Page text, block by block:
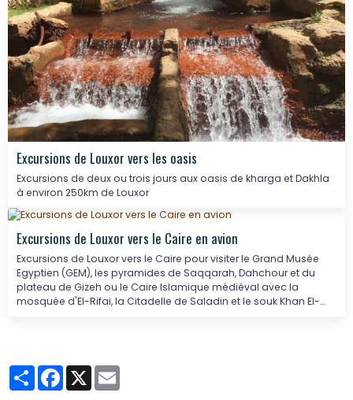
Excursions de Louxor vers les oasis
Excursions de deux ou trois jours aux oasis de kharga et Dakhla
à environ 250km de Louxor
Excursions de Louxor vers le Caire en avion
Excursions de Louxor vers le Caire pour visiter le Grand Musée
Egyptien (GEM), les pyramides de Saqqarah, Dahchour et du
plateau de Gizeh ou le Caire Islamique médiéval avec la
mosquée d'El-Rifai, la Citadelle de Saladin et le souk Khan El-
PartagerFacebook
X